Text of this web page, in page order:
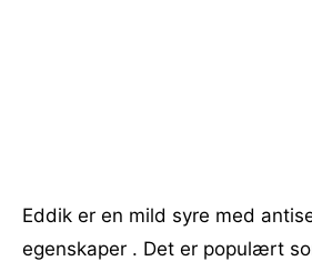
Eddik er en mild syre med
egenskaper . Det er populært